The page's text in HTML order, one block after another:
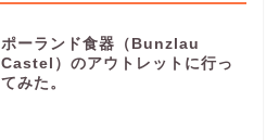
ポーランド食器（Bunzlau
Castel）のアウトレットに行っ
てみた。